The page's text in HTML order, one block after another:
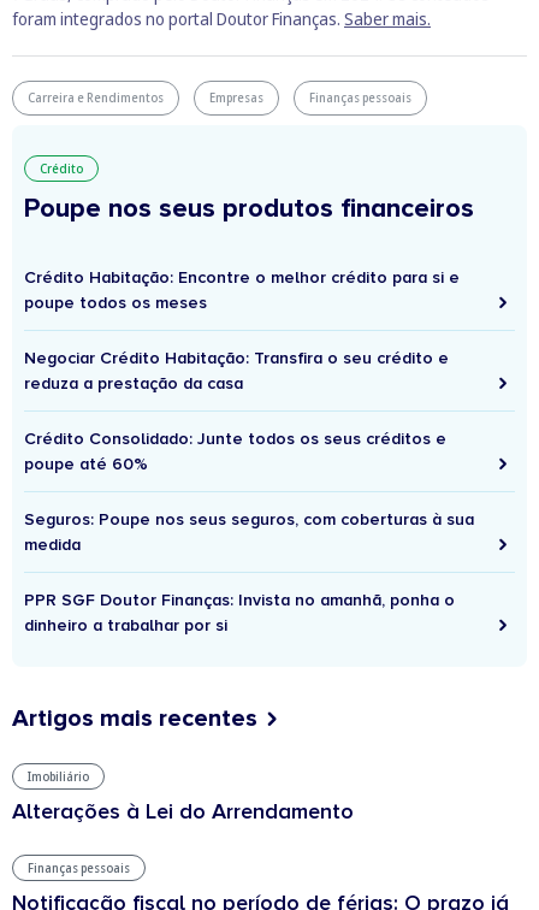
foram integrados no portal Doutor Finanças. Saber mais.
Carreira e Rendimentos Empresas Finanças pessoais
Crédito
Poupe nos seus produtos financeiros
Crédito Habitação: Encontre o melhor crédito para si e
poupe todos os meses
Negociar Crédito Habitação: Transfira o seu crédito e
reduza a prestação da casa
Crédito Consolidado: Junte todos os seus créditos e
poupe até 60%
Seguros: Poupe nos seus seguros, com coberturas à sua
medida
PPR SGF Doutor Finanças: Invista no amanhã, ponha o
dinheiro a trabalhar por si
Artigos mais recentes
Imobiliário
Alterações à Lei do Arrendamento
Finanças pessoais
Notificação fiscal no período de férias: O prazo já